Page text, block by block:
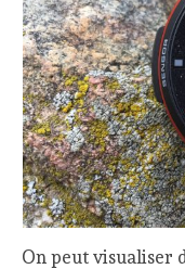
On peut visualiser